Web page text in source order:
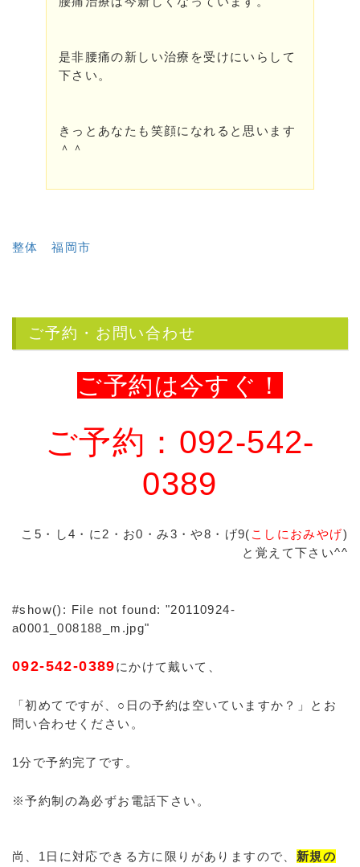
是非腰痛の新しい治療を受けにいらして
下さい。
きっとあなたも笑顔になれると思います
＾＾
整体 福岡市
ご予約・お問い合わせ
ご予約は今すぐ！
ご予約：092-542-
0389
こ5・し4・に2・お0・み3・や8・げ9( こしにおみやげ)
と覚えて下さい^^
#show(): File not found: "20110924-
a0001_008188_m.jpg"
092-542-0389にかけて戴いて、
「初めてですが、○日の予約は空いていますか？」とお
問い合わせください。
1分で予約完了です。
※予約制の為必ずお電話下さい。
尚、1日に対応できる方に限りがありますので、 新規の